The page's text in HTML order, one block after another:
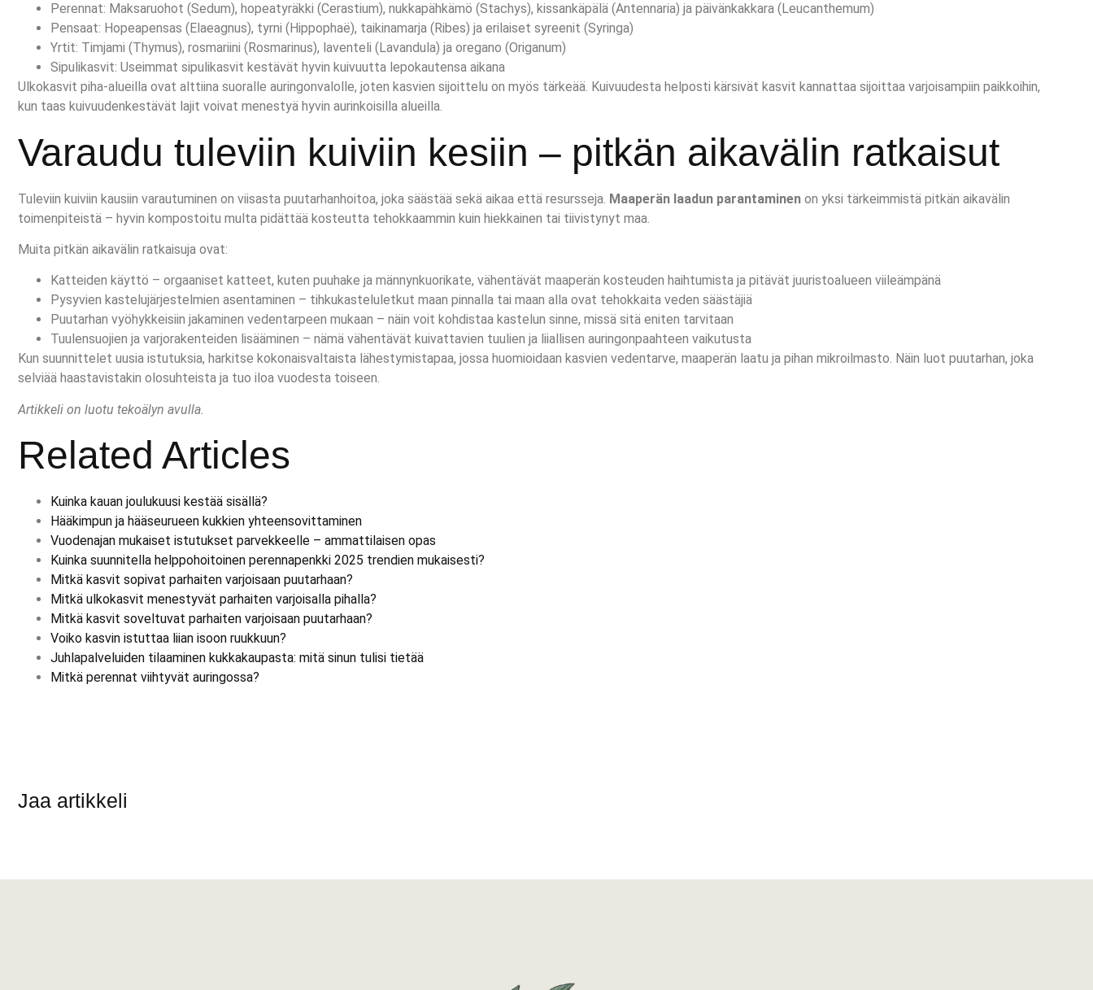
Perennat: Maksaruohot (Sedum), hopeatyräkki (Cerastium), nukkapähkämö (Stachys), kissankäpälä (Antennaria) ja päivänkakkara (Leucanthemum)
Pensaat: Hopeapensas (Elaeagnus), tyrni (Hippophaë), taikinamarja (Ribes) ja erilaiset syreenit (Syringa)
Yrtit: Timjami (Thymus), rosmariini (Rosmarinus), laventeli (Lavandula) ja oregano (Origanum)
Sipulikasvit: Useimmat sipulikasvit kestävät hyvin kuivuutta lepokautensa aikana
Ulkokasvit piha-alueilla ovat alttiina suoralle auringonvalolle, joten kasvien sijoittelu on myös tärkeää. Kuivuudesta helposti kärsivät kasvit kannattaa sijoittaa varjoisampiin paikkoihin,
kun taas kuivuudenkestävät lajit voivat menestyä hyvin aurinkoisilla alueilla.
Varaudu tuleviin kuiviin kesiin – pitkän aikavälin ratkaisut
Tuleviin kuiviin kausiin varautuminen on viisasta puutarhanhoitoa, joka säästää sekä aikaa että resursseja. Maaperän laadun parantaminen on yksi tärkeimmistä pitkän aikavälin
toimenpiteistä – hyvin kompostoitu multa pidättää kosteutta tehokkaammin kuin hiekkainen tai tiivistynyt maa.
Muita pitkän aikavälin ratkaisuja ovat:
Katteiden käyttö – orgaaniset katteet, kuten puuhake ja männynkuorikate, vähentävät maaperän kosteuden haihtumista ja pitävät juuristoalueen viileämpänä
Pysyvien kastelujärjestelmien asentaminen – tihkukasteluletkut maan pinnalla tai maan alla ovat tehokkaita veden säästäjiä
Puutarhan vyöhykkeisiin jakaminen vedentarpeen mukaan – näin voit kohdistaa kastelun sinne, missä sitä eniten tarvitaan
Tuulensuojien ja varjorakenteiden lisääminen – nämä vähentävät kuivattavien tuulien ja liiallisen auringonpaahteen vaikutusta
Kun suunnittelet uusia istutuksia, harkitse kokonaisvaltaista lähestymistapaa, jossa huomioidaan kasvien vedentarve, maaperän laatu ja pihan mikroilmasto. Näin luot puutarhan, joka
selviää haastavistakin olosuhteista ja tuo iloa vuodesta toiseen.
Artikkeli on luotu tekoälyn avulla.
Related Articles
Kuinka kauan joulukuusi kestää sisällä?
Hääkimpun ja hääseurueen kukkien yhteensovittaminen
Vuodenajan mukaiset istutukset parvekkeelle – ammattilaisen opas
Kuinka suunnitella helppohoitoinen perennapenkki 2025 trendien mukaisesti?
Mitkä kasvit sopivat parhaiten varjoisaan puutarhaan?
Mitkä ulkokasvit menestyvät parhaiten varjoisalla pihalla?
Mitkä kasvit soveltuvat parhaiten varjoisaan puutarhaan?
Voiko kasvin istuttaa liian isoon ruukkuun?
Juhlapalveluiden tilaaminen kukkakaupasta: mitä sinun tulisi tietää
Mitkä perennat viihtyvät auringossa?
Jaa artikkeli